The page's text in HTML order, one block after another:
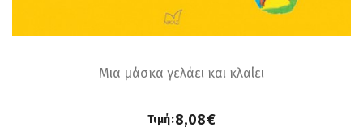
Μια μάσκα γελάει και κλαίει
Τιμή:8,08€